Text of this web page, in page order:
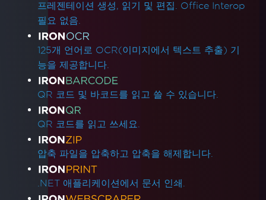
프레젠테이션 생성, 읽기 및 편집. Office Interop
필요 없음.
125개 언어로 OCR(이미지에서 텍스트 추출) 기
능을 제공합니다.
QR 코드 및 바코드를 읽고 쓸 수 있습니다.
QR 코드를 읽고 쓰세요.
압축 파일을 압축하고 압축을 해제합니다.
.NET 애플리케이션에서 문서 인쇄.